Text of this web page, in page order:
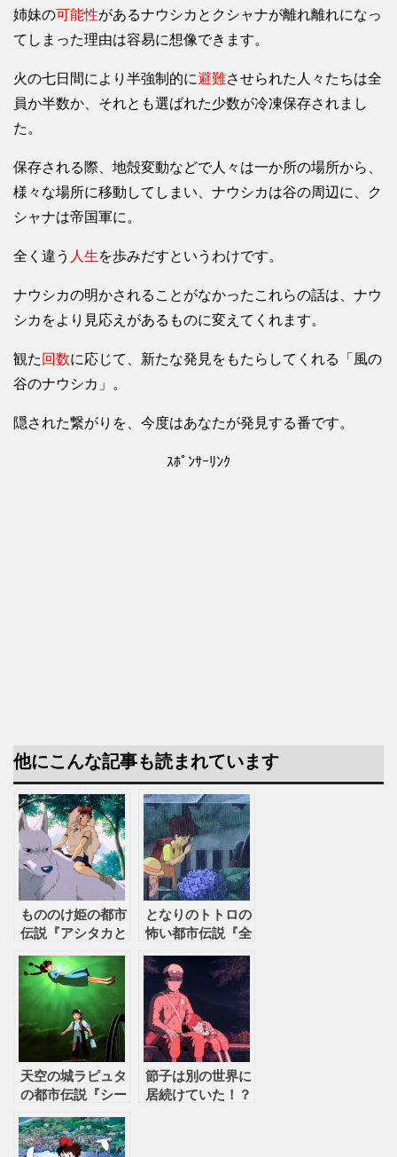
姉妹の可能性があるナウシカとクシャナが離れ離れになっ
てしまった理由は容易に想像できます。
火の七日間により半強制的に避難させられた人々たちは全
員か半数か、それとも選ばれた少数が冷凍保存されまし
た。
保存される際、地殻変動などで人々は一か所の場所から、
様々な場所に移動してしまい、ナウシカは谷の周辺に、ク
シャナは帝国軍に。
全く違う 人生を歩みだすというわけです。
ナウシカの明かされることがなかったこれらの話は、ナウ
シカをより見応えがあるものに変えてくれます。
観た 回数に応じて、新たな発見をもたらしてくれる「風の
谷のナウシカ」。
隠された繋がりを、今度はあなたが発見する番です。
ｽﾎﾟﾝｻｰﾘﾝｸ
他にこんな記事も読まれています
もののけ姫の都市
伝説『アシタカと
となりのトトロの
怖い都市伝説『全
だった？』
天空の城ラピュタ
の都市伝説『シー
った！？』
節子は別の世界に
居続けていた！？